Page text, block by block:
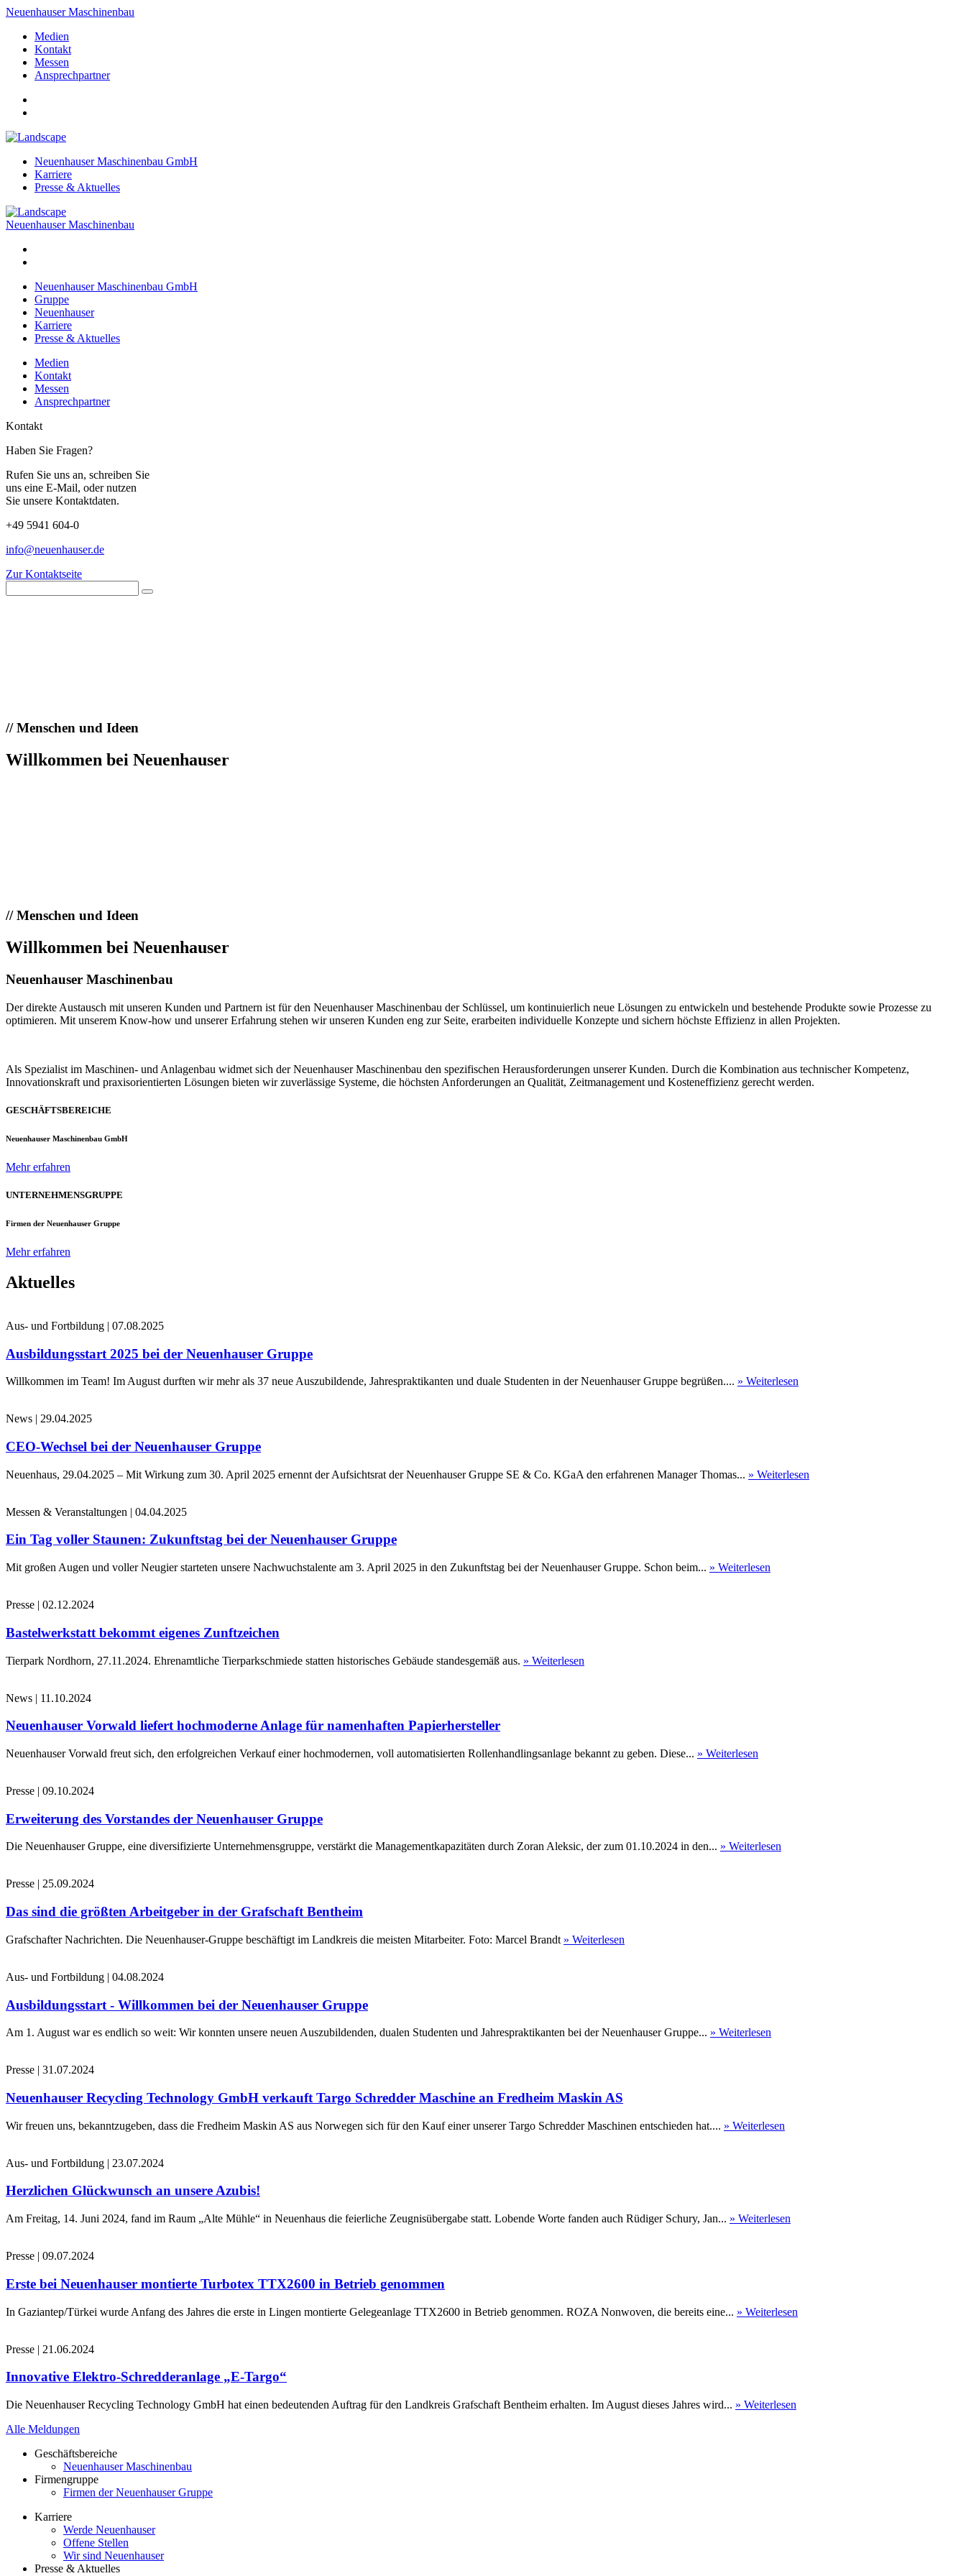
Neuenhauser Maschinenbau
Medien
Kontakt
Messen
Ansprechpartner
Neuenhauser Maschinenbau GmbH
Karriere
Presse & Aktuelles
Neuenhauser Maschinenbau
Neuenhauser Maschinenbau GmbH
Gruppe
Neuenhauser
Karriere
Presse & Aktuelles
Medien
Kontakt
Messen
Ansprechpartner
Kontakt
Haben Sie Fragen?
Rufen Sie uns an, schreiben Sie
uns eine E-Mail, oder nutzen
Sie unsere Kontaktdaten.
+49 5941 604-0
info@neuenhauser.de
Zur Kontaktseite
//Menschen und Ideen
Willkommen bei Neuenhauser
//Menschen und Ideen
Willkommen bei Neuenhauser
Neuenhauser Maschinenbau
Der direkte Austausch mit unseren Kunden und Partnern ist für den Neuenhauser Maschinenbau der Schlüssel, um kontinuierlich neue Lösungen zu entwickeln und bestehende Produkte sowie Prozesse zu
optimieren. Mit unserem Know-how und unserer Erfahrung stehen wir unseren Kunden eng zur Seite, erarbeiten individuelle Konzepte und sichern höchste Effizienz in allen Projekten.
Als Spezialist im Maschinen- und Anlagenbau widmet sich der Neuenhauser Maschinenbau den spezifischen Herausforderungen unserer Kunden. Durch die Kombination aus technischer Kompetenz,
Innovationskraft und praxisorientierten Lösungen bieten wir zuverlässige Systeme, die höchsten Anforderungen an Qualität, Zeitmanagement und Kosteneffizienz gerecht werden.
GESCHÄFTSBEREICHE
Neuenhauser Maschinenbau GmbH
Mehr erfahren
UNTERNEHMENSGRUPPE
Firmen der Neuenhauser Gruppe
Mehr erfahren
Aktuelles
Aus- und Fortbildung | 07.08.2025
Ausbildungsstart 2025 bei der Neuenhauser Gruppe
Willkommen im Team! Im August durften wir mehr als 37 neue Auszubildende, Jahrespraktikanten und duale Studenten in der Neuenhauser Gruppe begrüßen.... » Weiterlesen
News | 29.04.2025
CEO-Wechsel bei der Neuenhauser Gruppe
Neuenhaus, 29.04.2025 – Mit Wirkung zum 30. April 2025 ernennt der Aufsichtsrat der Neuenhauser Gruppe SE & Co. KGaA den erfahrenen Manager Thomas... » Weiterlesen
Messen & Veranstaltungen | 04.04.2025
Ein Tag voller Staunen: Zukunftstag bei der Neuenhauser Gruppe
Mit großen Augen und voller Neugier starteten unsere Nachwuchstalente am 3. April 2025 in den Zukunftstag bei der Neuenhauser Gruppe. Schon beim... » Weiterlesen
Presse | 02.12.2024
Bastelwerkstatt bekommt eigenes Zunftzeichen
Tierpark Nordhorn, 27.11.2024. Ehrenamtliche Tierparkschmiede statten historisches Gebäude standesgemäß aus. » Weiterlesen
News | 11.10.2024
Neuenhauser Vorwald liefert hochmoderne Anlage für namenhaften Papierhersteller
Neuenhauser Vorwald freut sich, den erfolgreichen Verkauf einer hochmodernen, voll automatisierten Rollenhandlingsanlage bekannt zu geben. Diese... » Weiterlesen
Presse | 09.10.2024
Erweiterung des Vorstandes der Neuenhauser Gruppe
Die Neuenhauser Gruppe, eine diversifizierte Unternehmensgruppe, verstärkt die Managementkapazitäten durch Zoran Aleksic, der zum 01.10.2024 in den... » Weiterlesen
Presse | 25.09.2024
Das sind die größten Arbeitgeber in der Grafschaft Bentheim
Grafschafter Nachrichten. Die Neuenhauser-Gruppe beschäftigt im Landkreis die meisten Mitarbeiter. Foto: Marcel Brandt » Weiterlesen
Aus- und Fortbildung | 04.08.2024
Ausbildungsstart - Willkommen bei der Neuenhauser Gruppe
Am 1. August war es endlich so weit: Wir konnten unsere neuen Auszubildenden, dualen Studenten und Jahrespraktikanten bei der Neuenhauser Gruppe... » Weiterlesen
Presse | 31.07.2024
Neuenhauser Recycling Technology GmbH verkauft Targo Schredder Maschine an Fredheim Maskin AS
Wir freuen uns, bekanntzugeben, dass die Fredheim Maskin AS aus Norwegen sich für den Kauf einer unserer Targo Schredder Maschinen entschieden hat.... » Weiterlesen
Aus- und Fortbildung | 23.07.2024
Herzlichen Glückwunsch an unsere Azubis!
Am Freitag, 14. Juni 2024, fand im Raum „Alte Mühle“ in Neuenhaus die feierliche Zeugnisübergabe statt. Lobende Worte fanden auch Rüdiger Schury, Jan... » Weiterlesen
Presse | 09.07.2024
Erste bei Neuenhauser montierte Turbotex TTX2600 in Betrieb genommen
In Gaziantep/Türkei wurde Anfang des Jahres die erste in Lingen montierte Gelegeanlage TTX2600 in Betrieb genommen. ROZA Nonwoven, die bereits eine... » Weiterlesen
Presse | 21.06.2024
Innovative Elektro-Schredderanlage „E-Targo“
Die Neuenhauser Recycling Technology GmbH hat einen bedeutenden Auftrag für den Landkreis Grafschaft Bentheim erhalten. Im August dieses Jahres wird... » Weiterlesen
Alle Meldungen
Geschäftsbereiche
Neuenhauser Maschinenbau
Firmengruppe
Firmen der Neuenhauser Gruppe
Karriere
Werde Neuenhauser
Offene Stellen
Wir sind Neuenhauser
Presse & Aktuelles